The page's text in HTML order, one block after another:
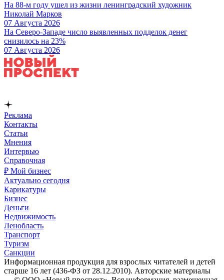
На 88-м году ушел из жизни ленинградский художник
Николай Марков
07 Августа 2026
На Северо-Западе число выявленных подделок денег
снизилось на 23%
07 Августа 2026
Реклама
Контакты
Статьи
Мнения
Интервью
Справочная
₽ Мой бизнес
Актуально сегодня
Карикатуры
Бизнес
Деньги
Недвижимость
Ленобласть
Транспорт
Туризм
Санкции
Информационная продукция для взрослых читателей и детей
старше 16 лет (436-ФЗ от 28.12.2010). Авторские материалы